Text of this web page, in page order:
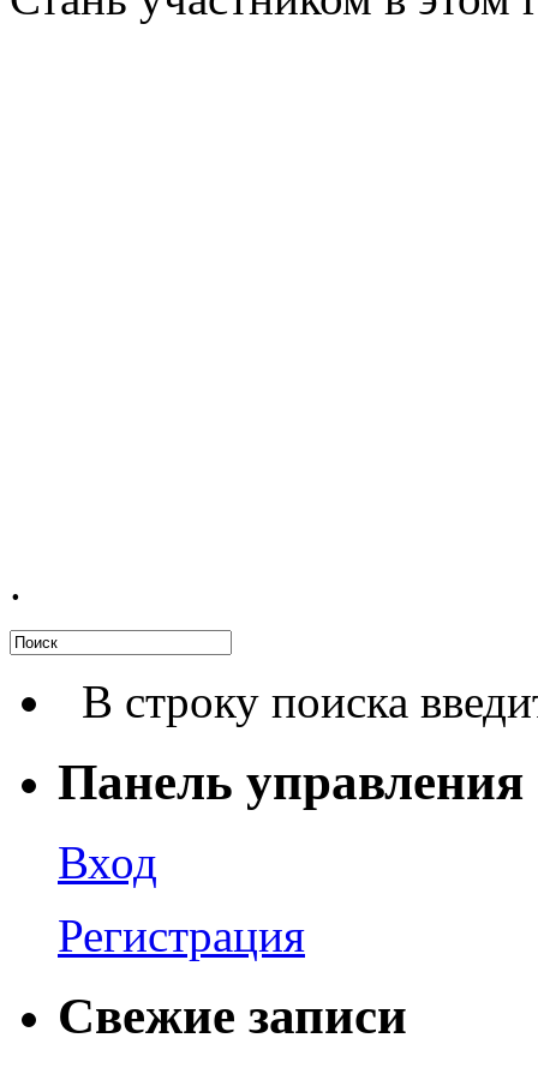
.
В строку поиска
Панель управления
Вход
Регистрация
Свежие записи